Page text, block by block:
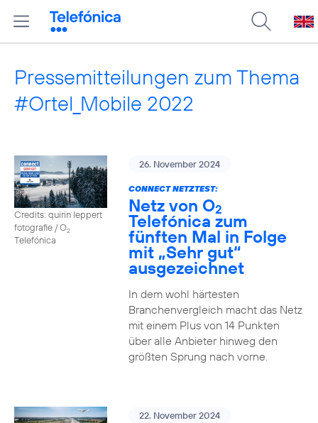
Pressemitteilungen zum Thema
#Ortel_Mobile 2022
Credits: quirin leppert
fotografie / O2
Telefónica
26. November 2024
CONNECT NETZTEST:
Netz von O2
Telefónica zum
fünften Mal in Folge
mit „Sehr gut“
ausgezeichnet
In dem wohl härtesten
Branchenvergleich macht das Netz
mit einem Plus von 14 Punkten
über alle Anbieter hinweg den
größten Sprung nach vorne.
22. November 2024